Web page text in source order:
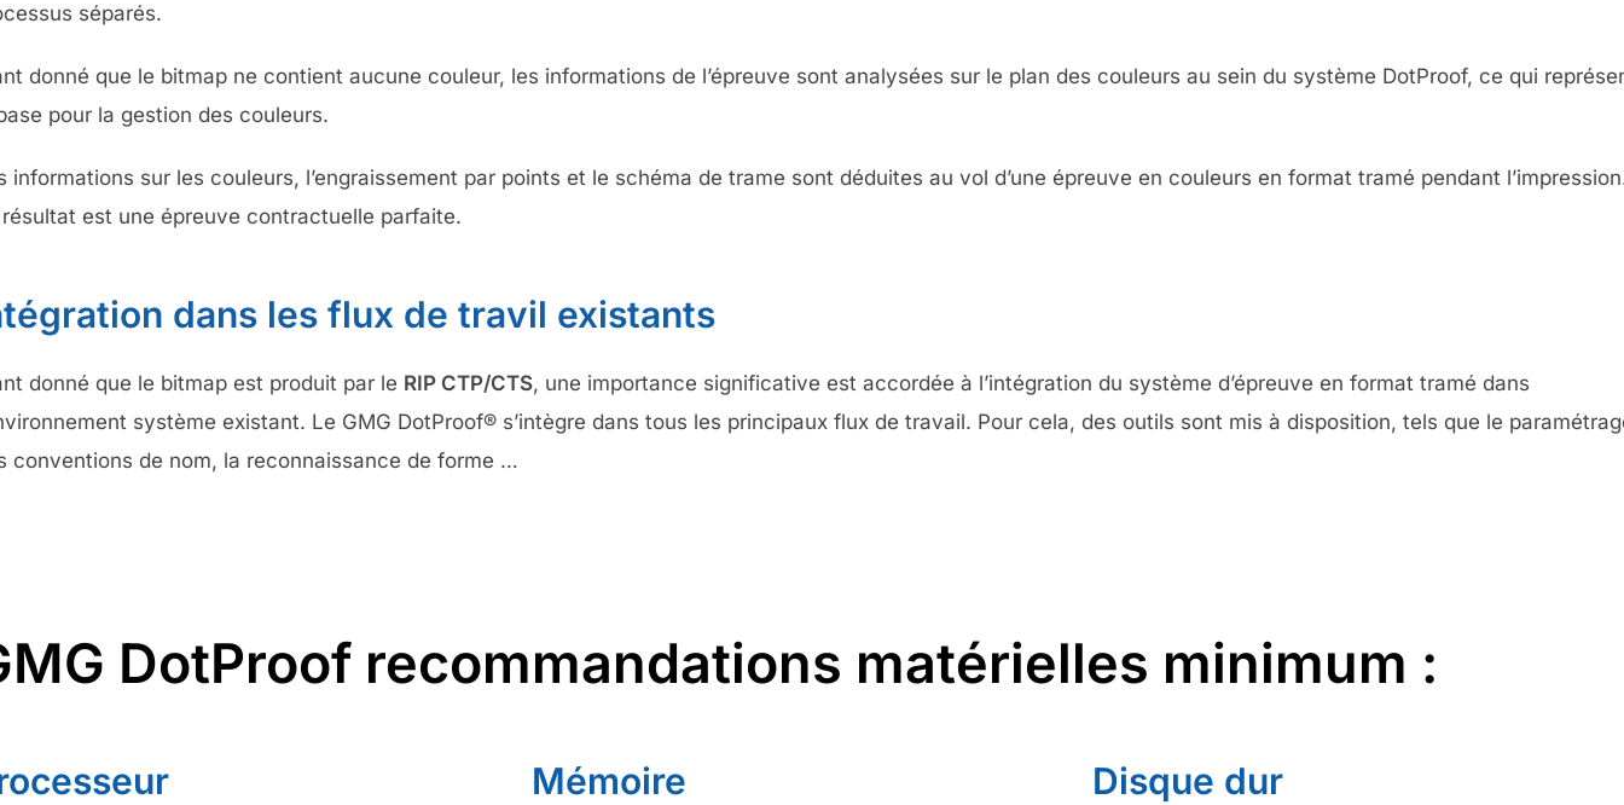
séparés.
donné que le bitmap ne contient aucune couleur, les informations de l’épreuve sont analysées sur le plan des couleurs au sein du système DotProof, ce qui
pour la gestion des couleurs.
informations sur les couleurs, l’engraissement par points et le schéma de trame sont déduites au vol d’une épreuve en couleurs en format tramé pendant
est une épreuve contractuelle parfaite.
dans les flux de travil existants
donné que le bitmap est produit par le RIP CTP/CTS, une importance significative est accordée à l’intégration du système d’épreuve en format tramé dans
système existant. Le GMG DotProof® s’intègre dans tous les principaux flux de travail. Pour cela, des outils sont mis à disposition, tels que le
conventions de nom, la reconnaissance de forme …
DotProof recommandations matérielles minimum :
Mémoire Disque dur